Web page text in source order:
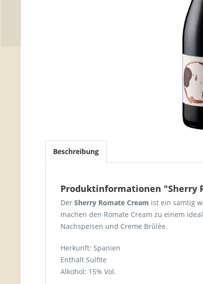
Beschreibung
Produktinformationen "Sherry
Der Sherry Romate Cream ist ein samtig
machen den Romate Cream zu einem
Nachspeisen und Creme Brûlèe.
Herkunft: Spanien
Enthält Sulfite
Alkohol: 15% Vol.